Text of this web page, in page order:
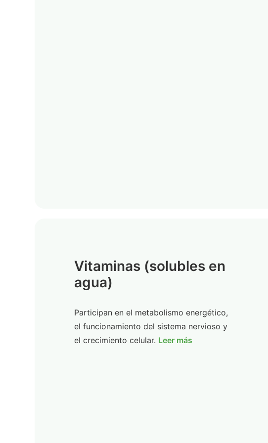
Vitaminas (solubles en
agua)
Participan en el metabolismo energético,
el funcionamiento del sistema nervioso y
el crecimiento celular. Leer más